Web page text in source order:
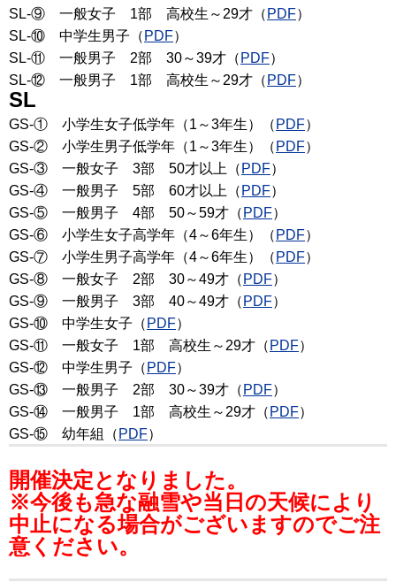
SL-⑨ 一般女子 1部 高校生～29才（ PDF）
SL-⑩ 中学生男子（ PDF）
SL-⑪ 一般男子 2部 30～39才（ PDF）
SL-⑫ 一般男子 1部 高校生～29才（ PDF）
SL
GS-① 小学生女子低学年（1～3年生）（ PDF）
GS-② 小学生男子低学年（1～3年生）（ PDF）
GS-③ 一般女子 3部 50才以上（ PDF）
GS-④ 一般男子 5部 60才以上（ PDF）
GS-⑤ 一般男子 4部 50～59才（ PDF）
GS-⑥ 小学生女子高学年（4～6年生）（ PDF）
GS-⑦ 小学生男子高学年（4～6年生）（ PDF）
GS-⑧ 一般女子 2部 30～49才（ PDF）
GS-⑨ 一般男子 3部 40～49才（ PDF）
GS-⑩ 中学生女子（ PDF）
GS-⑪ 一般女子 1部 高校生～29才（ PDF）
GS-⑫ 中学生男子（ PDF）
GS-⑬ 一般男子 2部 30～39才（ PDF）
GS-⑭ 一般男子 1部 高校生～29才（ PDF）
GS-⑮ 幼年組（ PDF）
開催決定となりました。
※今後も急な融雪や当日の天候により
中止になる場合がございますのでご注
意ください。